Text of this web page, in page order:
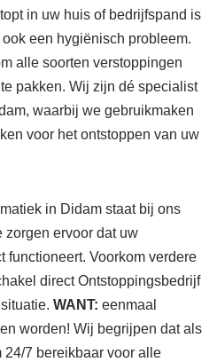
in uw huis of bedrijfspand is
een hygiënisch probleem.
alle soorten verstoppingen
pakken. Wij zijn dé specialist
waarbij we gebruikmaken
voor het ontstoppen van uw
in Didam staat bij ons
zorgen ervoor dat uw
functioneert. Voorkom verdere
direct Ontstoppingsbedrijf
WANT: eenmaal
worden! Wij begrijpen dat als
7 bereikbaar voor alle